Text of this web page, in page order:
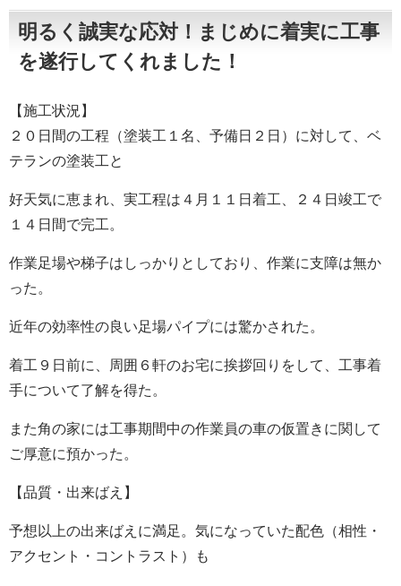
明るく誠実な応対！まじめに着実に工事
を遂行してくれました！
【施工状況】
２０日間の工程（塗装工１名、予備日２日）に対して、ベ
テランの塗装工と
好天気に恵まれ、実工程は４月１１日着工、２４日竣工で
１４日間で完工。
作業足場や梯子はしっかりとしており、作業に支障は無か
った。
近年の効率性の良い足場パイプには驚かされた。
着工９日前に、周囲６軒のお宅に挨拶回りをして、工事着
手について了解を得た。
また角の家には工事期間中の作業員の車の仮置きに関して
ご厚意に預かった。
【品質・出来ばえ】
予想以上の出来ばえに満足。気になっていた配色（相性・
アクセント・コントラスト）も